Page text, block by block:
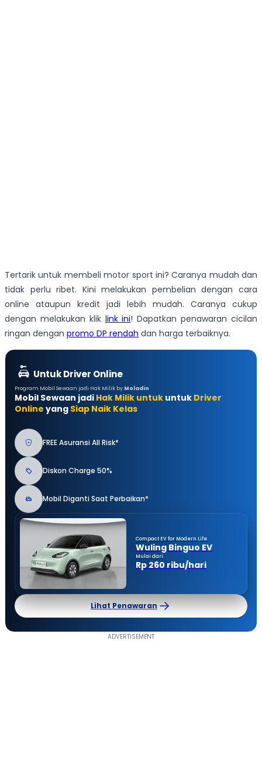
Tertarik untuk membeli motor sport ini? Caranya mudah dan
tidak perlu ribet. Kini melakukan pembelian dengan cara
online ataupun kredit jadi lebih mudah. Caranya cukup
dengan melakukan klik link ini! Dapatkan penawaran cicilan
ringan dengan promo DP rendah dan harga terbaiknya.
Untuk Driver Online
Program Mobil Sewaan jadi Hak Milik by Moladin
Mobil Sewaan jadi Hak Milik untuk untuk Driver
Online yang Siap Naik Kelas
FREE Asuransi All Risk*
Diskon Charge 50%
Mobil Diganti Saat Perbaikan*
Compact EV for Modern Life
Wuling Binguo EV
Mulai dari
Rp 260 ribu/hari
Lihat Penawaran